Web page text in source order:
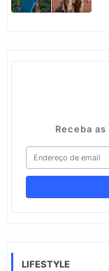
Receba
LIFESTYLE